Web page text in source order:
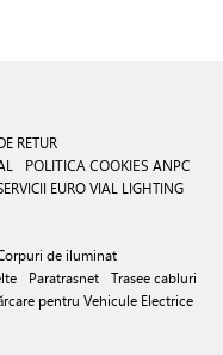
RETUR
POLITICA COOKIES ANPC
EURO VIAL LIGHTING
de iluminat
Paratrasnet
Trasee cabluri
pentru Vehicule Electrice